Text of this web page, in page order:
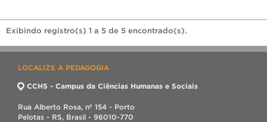
Exibindo registro(s) 1 a 5 de 5 encontrado(s).
LOCALIZE A PEDAGOGIA
CCHS - Campus da Ciências Humanas e Sociais
Rua Alberto Rosa, nº 154 - Porto
Pelotas - RS, Brasil - 96010-770